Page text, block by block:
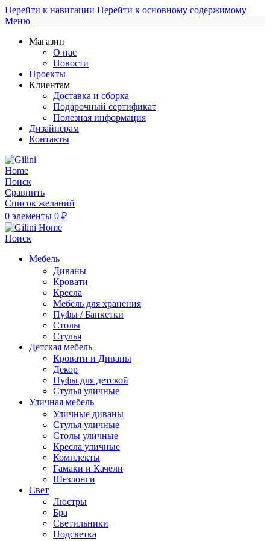
Перейти к навигации Перейти к основному содержимому
Меню
Магазин
О нас
Новости
Проекты
Клиентам
Доставка и сборка
Подарочный сертификат
Полезная информация
Дизайнерам
Контакты
Поиск
Сравнить
Список желаний
0 элементы 0 ₽
Поиск
Мебель
Диваны
Кровати
Кресла
Мебель для хранения
Пуфы / Банкетки
Столы
Стулья
Детская мебель
Кровати и Диваны
Декор
Пуфы для детской
Стулья уличные
Уличная мебель
Уличные диваны
Стулья уличные
Столы уличные
Кресла уличные
Комплекты
Гамаки и Качели
Шезлонги
Свет
Люстры
Бра
Светильники
Подсветка